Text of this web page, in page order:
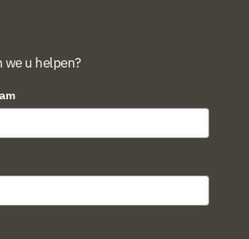
we u helpen?